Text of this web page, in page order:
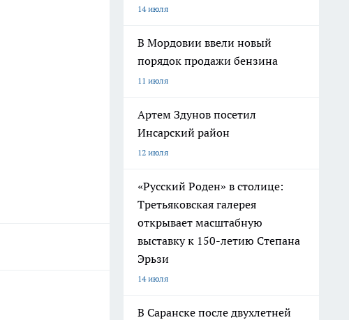
14 июля
В Мордовии ввели новый
порядок продажи бензина
11 июля
Артем Здунов посетил
Инсарский район
12 июля
«Русский Роден» в столице:
Третьяковская галерея
открывает масштабную
выставку к 150-летию Степана
Эрьзи
14 июля
В Саранске после двухлетней